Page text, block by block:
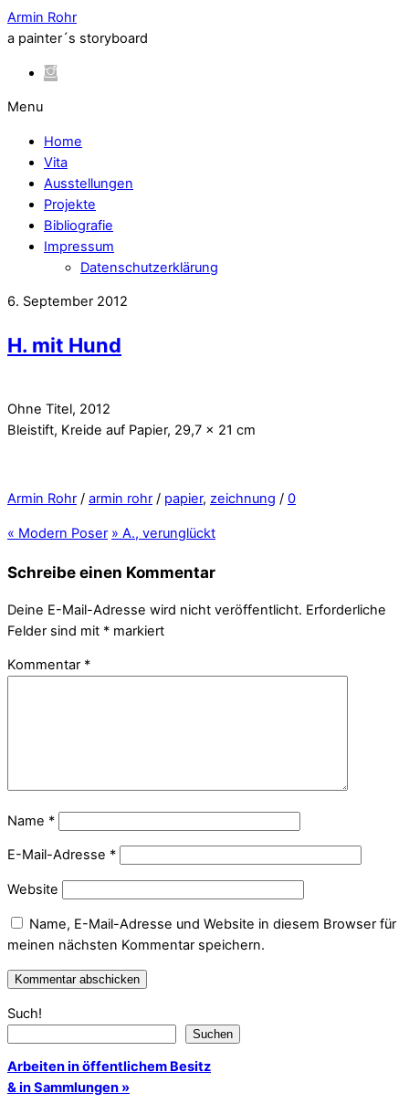
Armin Rohr
a painter´s storyboard
Menu
Home
Vita
Ausstellungen
Projekte
Bibliografie
Impressum
Datenschutzerklärung
6. September 2012
H. mit Hund
Ohne Titel, 2012
Bleistift, Kreide auf Papier, 29,7 x 21 cm
Armin Rohr / armin rohr / papier, zeichnung / 0
« Modern Poser » A., verunglückt
Schreibe einen Kommentar
Deine E-Mail-Adresse wird nicht veröffentlicht. Erforderliche
Felder sind mit * markiert
Kommentar *
Name *
E-Mail-Adresse *
Website
Name, E-Mail-Adresse und Website in diesem Browser für
meinen nächsten Kommentar speichern.
Such!
Suchen
Arbeiten in öffentlichem Besitz
& in Sammlungen »